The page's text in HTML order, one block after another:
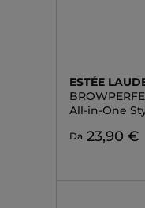
ESTÉE
All-in-One
Da 23,90 €